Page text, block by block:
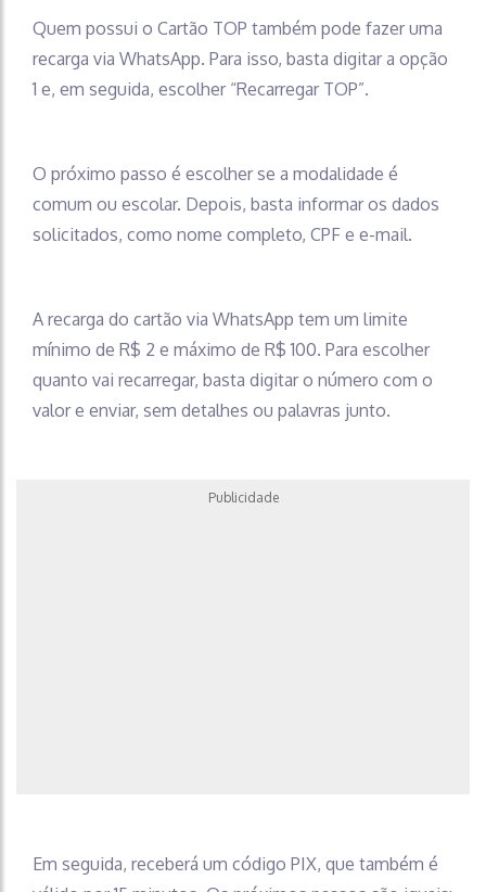
Quem possui o Cartão TOP também pode fazer uma
recarga via WhatsApp. Para isso, basta digitar a opção
1 e, em seguida, escolher “Recarregar TOP”.
O próximo passo é escolher se a modalidade é
comum ou escolar. Depois, basta informar os dados
solicitados, como nome completo, CPF e e-mail.
A recarga do cartão via WhatsApp tem um limite
mínimo de R$ 2 e máximo de R$ 100. Para escolher
quanto vai recarregar, basta digitar o número com o
valor e enviar, sem detalhes ou palavras junto.
Publicidade
Em seguida, receberá um código PIX, que também é